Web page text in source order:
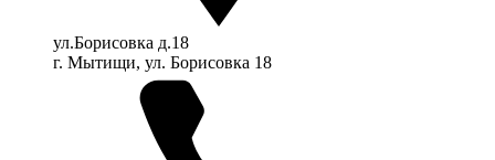
ул.Борисовка д.18
г. Мытищи, ул. Борисовка 18